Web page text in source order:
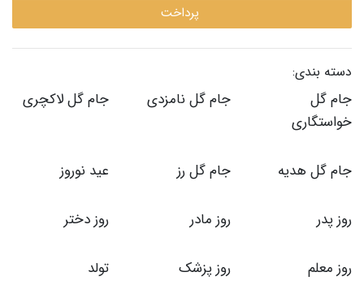
پرداخت
دسته بندی:
جام گل
خواستگاری
جام گل نامزدی جام گل لاکچری
جام گل هدیه جام گل رز عید نوروز
روز پدر روز مادر روز دختر
روز معلم روز پزشک تولد